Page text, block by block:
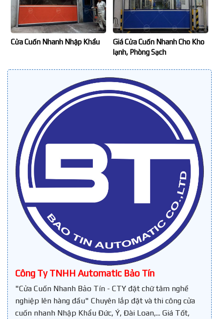
Cửa Cuốn Nhanh Nhập Khẩu
Giá Cửa Cuốn Nhanh Cho Kho
lạnh, Phòng Sạch
Công Ty TNHH Automatic Bảo Tín
"Cửa Cuốn Nhanh Bảo Tín - CTY đặt chữ tâm nghề
nghiệp lên hàng đầu" Chuyên lắp đặt và thi công cửa
cuốn nhanh Nhập Khẩu Đức, Ý, Đài Loan,... Giá Tốt,